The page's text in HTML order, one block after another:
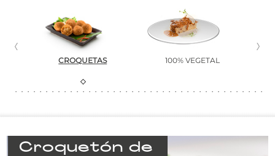
CROQUETAS 100% VEGETAL
Croquetón de